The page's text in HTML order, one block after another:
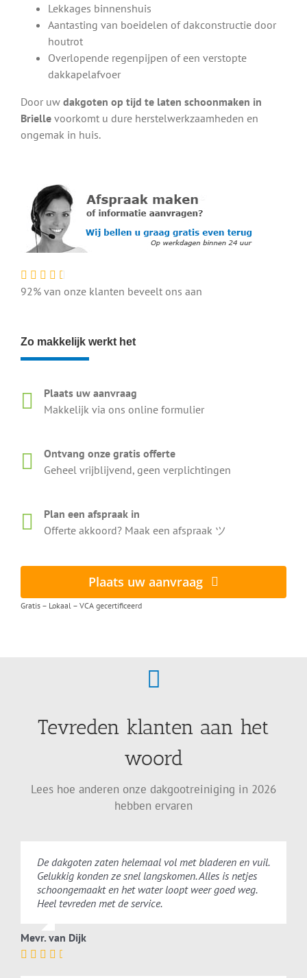
Lekkages binnenshuis
Aantasting van boeidelen of dakconstructie door
houtrot
Overlopende regenpijpen of een verstopte
dakkapelafvoer
Door uw dakgoten op tijd te laten schoonmaken in
Briellevoorkomt u dure herstelwerkzaamheden en
ongemak in huis.
92% van onze klanten beveelt ons aan
Zo makkelijk werkt het
Plaats uw aanvraag
Makkelijk via ons online formulier
Ontvang onze gratis offerte
Geheel vrijblijvend, geen verplichtingen
Plan een afspraak in
Offerte akkoord? Maak een afspraak ツ
Plaats uw aanvraag
Gratis – Lokaal – VCA gecertificeerd
Tevreden klanten aan het
woord
Lees hoe anderen onze dakgootreiniging in 2026
hebben ervaren
De dakgoten zaten helemaal vol met bladeren en vuil.
Gelukkig konden ze snel langskomen. Alles is netjes
schoongemaakt en het water loopt weer goed weg.
Heel tevreden met de service.
Mevr. van Dijk